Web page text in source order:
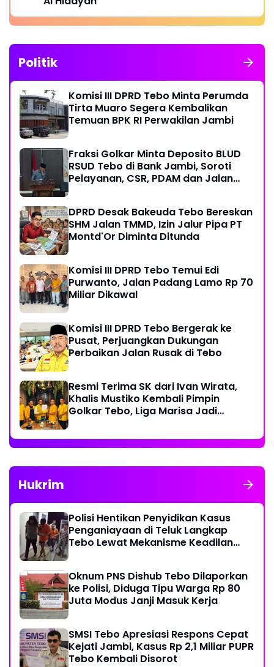
Politik
Komisi III DPRD Tebo Minta Perumda
Tirta Muaro Segera Kembalikan
Temuan BPK RI Perwakilan Jambi
Fraksi Golkar Minta Deposito BLUD
RSUD Tebo di Bank Jambi, Soroti
Pelayanan, CSR, PDAM dan Jalan
DPRD Desak Bakeuda Tebo Bereskan
SHM Jalan TMMD, Izin Jalur Pipa PT
Montd'Or Diminta Ditunda
Komisi III DPRD Tebo Temui Edi
Purwanto, Jalan Padang Lamo Rp 70
Miliar Dikawal
Komisi III DPRD Tebo Bergerak ke
Pusat, Perjuangkan Dukungan
Perbaikan Jalan Rusak di Tebo
Resmi Terima SK dari Ivan Wirata,
Khalis Mustiko Kembali Pimpin
Golkar Tebo, Liga Marisa Jadi
Hukrim
Polisi Hentikan Penyidikan Kasus
Penganiayaan di Teluk Langkap
Tebo Lewat Mekanisme Keadilan
Oknum PNS Dishub Tebo Dilaporkan
ke Polisi, Diduga Tipu Warga Rp 80
Juta Modus Janji Masuk Kerja
SMSI Tebo Apresiasi Respons Cepat
Kejati Jambi, Kasus Rp 2,1 Miliar PUPR
Tebo Kembali Disorot